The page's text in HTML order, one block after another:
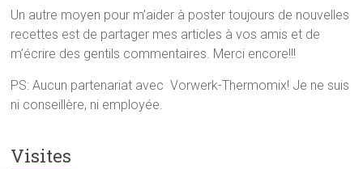
Un autre moyen pour m’aider à poster toujours de nouvelles
recettes est de partager mes articles à vos amis et de
m’écrire des gentils commentaires. Merci encore!!!
PS: Aucun partenariat avec Vorwerk-Thermomix! Je ne suis
ni conseillère, ni employée.
Visites